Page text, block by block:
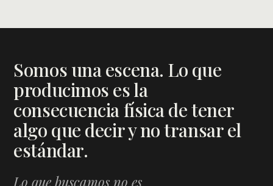
Somos una escena. Lo que
producimos es la
consecuencia física de tener
algo que decir y no transar el
estándar.
Lo que buscamos no es